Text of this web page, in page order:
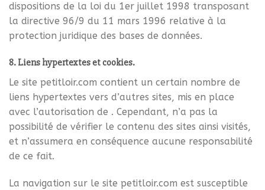
dispositions de la loi du 1er juillet 1998 transposant
la directive 96/9 du 11 mars 1996 relative à la
protection juridique des bases de données.
8. Liens hypertextes et cookies.
Le site petitloir.com contient un certain nombre de
liens hypertextes vers d’autres sites, mis en place
avec l’autorisation de . Cependant, n’a pas la
possibilité de vérifier le contenu des sites ainsi visités,
et n’assumera en conséquence aucune responsabilité
de ce fait.
La navigation sur le site petitloir.com est susceptible